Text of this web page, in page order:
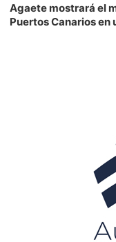
Agaete mostrará el
Puertos Canarios en